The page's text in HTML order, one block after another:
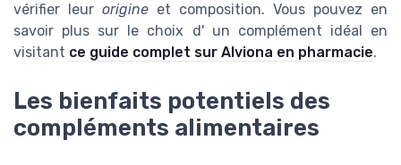
vérifier leur origine et composition. Vous pouvez en
savoir plus sur le choix d' un complément idéal en
visitant ce guide complet sur Alviona en pharmacie.
Les bienfaits potentiels des
compléments alimentaires